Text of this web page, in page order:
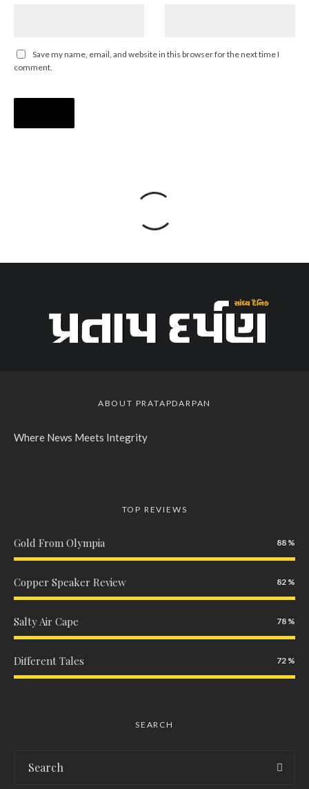
Save my name, email, and website in this browser for the next time I
comment.
ABOUT PRATAPDARPAN
Where News Meets Integrity
TOP REVIEWS
Gold From Olympia 88
Copper Speaker Review 82
Salty Air Cape 78
Different Tales 72
SEARCH